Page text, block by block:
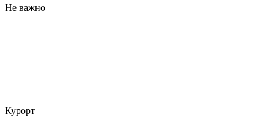
Не важно
Курорт